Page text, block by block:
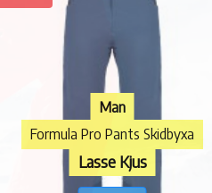
Man
Formula Pro Pants Skidbyxa
Lasse Kjus